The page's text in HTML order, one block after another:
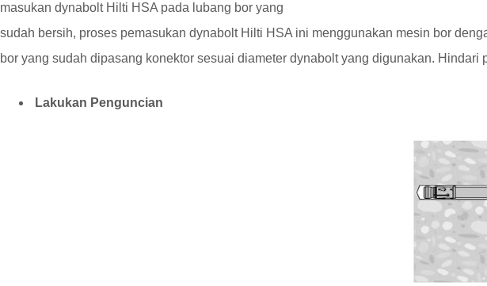
masukan dynabolt Hilti HSA pada lubang bor yang
sudah bersih, proses pemasukan dynabolt Hilti HSA ini menggunakan mesin bor
bor yang sudah dipasang konektor sesuai diameter dynabolt yang digunakan.
Lakukan Penguncian